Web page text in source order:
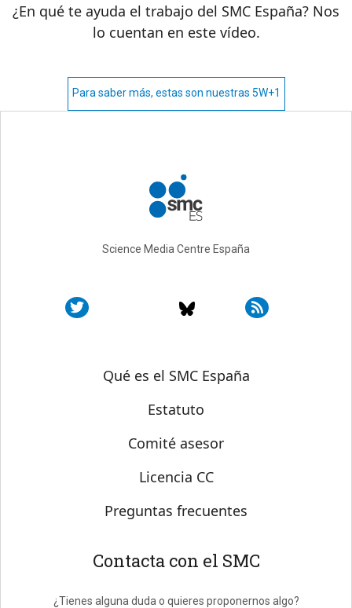
¿En qué te ayuda el trabajo del SMC España? Nos
lo cuentan en este vídeo.
Para saber más, estas son nuestras 5W+1
Science Media Centre España
Sobre SMC España
Qué es el SMC España
Estatuto
Comité asesor
Licencia CC
Preguntas frecuentes
Contacta con el SMC
¿Tienes alguna duda o quieres proponernos algo?